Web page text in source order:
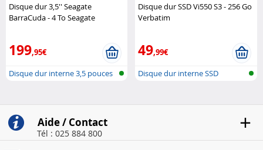
Disque dur 3,5'' Seagate
BarraCuda - 4 To Seagate
199,95€
Disque dur interne 3,5 pouces
Disque dur SSD Vi550 S3 - 256 Go
Verbatim
49,99€
Disque dur interne SSD
Aide / Contact
Tél : 025 884 800